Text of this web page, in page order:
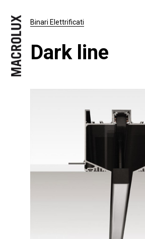
Binari Elettrificati
Dark line